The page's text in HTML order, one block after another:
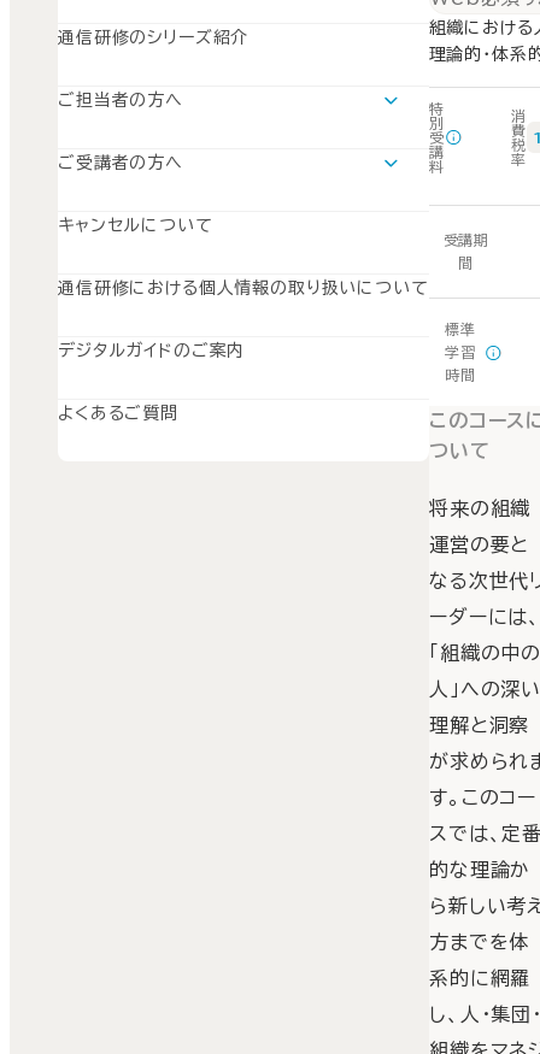
通信研修のシリーズ紹介
ご担当者の方へ
SuperGraceのご案内
ご受講者の方へ
キャンセルについて
通信研修における個人情報の取り扱いについて
デジタルガイドのご案内
よくあるご質問
組織における
理論的・体系
特
別
受
講
料
消
費
税
率
受講期
間
標準
学習
時間
このコース
ついて
将来の組織
運営の要と
なる次世代
ーダーには
「組織の中
人」への深
理解と洞察
が求められ
す。このコー
スでは、定
的な理論か
ら新しい考
方までを体
系的に網羅
し、人・集団